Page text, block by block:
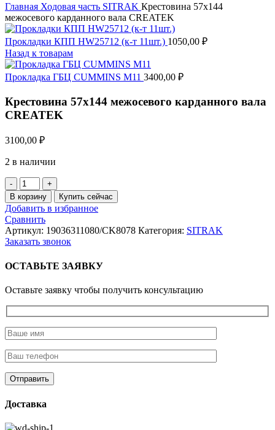
Главная Ходовая часть SITRAK Крестовина 57х144
межосевого карданного вала CREATEK
Прокладки КПП HW25712 (к-т 11шт.) 1050,00 ₽
Назад к товарам
Прокладка ГБЦ CUMMINS M11 3400,00 ₽
Крестовина 57х144 межосевого карданного вала
CREATEK
3100,00 ₽
2 в наличии
Количество
товара
Крестовина
57х144
межосевого
карданного
вала
В корзину Купить сейчас
Добавить в избранное
Сравнить
Артикул: 19036311080/CK8078 Категория: SITRAK
Заказать звонок
ОСТАВЬТЕ ЗАЯВКУ
Оставьте заявку чтобы получить консультацию
Доставка